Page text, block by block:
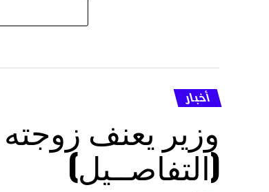
أخبار
وزير يعنف
(التفاصــيل)